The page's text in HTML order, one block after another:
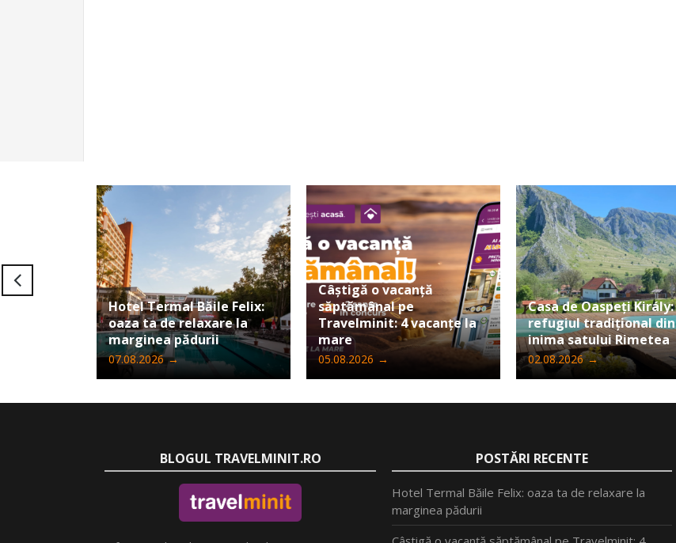
Hotel Termal Băile Felix:
oaza ta de relaxare la
marginea pădurii
07.08.2026 →
Câștigă o vacanță
săptămânal pe
Travelminit: 4 vacanțe la
mare
05.08.2026 →
Casa de Oaspeți Király:
refugiul tradițional din
inima satului Rimetea
02.08.2026 →
BLOGUL TRAVELMINIT.RO POSTĂRI RECENTE
Hotel Termal Băile Felix: oaza ta de relaxare la
marginea pădurii